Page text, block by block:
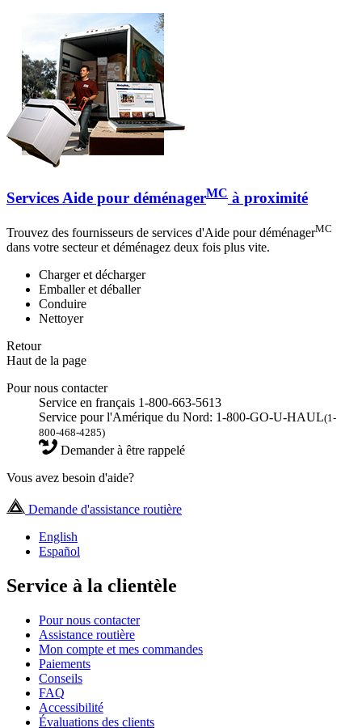
Services Aide pour déménagerMC à proximité
Trouvez des fournisseurs de services d'Aide pour déménagerMC
dans votre secteur et déménagez deux fois plus vite.
Charger et décharger
Emballer et déballer
Conduire
Nettoyer
Retour
Haut de la page
Pour nous contacter
Service en français 1-800-663-5613
Service pour l'Amérique du Nord: 1-800-GO-U-HAUL(1-
800-468-4285)
Demander à être rappelé
Vous avez besoin d'aide?
Demande d'assistance routière
English
Español
Service à la clientèle
Pour nous contacter
Assistance routière
Mon compte et mes commandes
Paiements
Conseils
FAQ
Accessibilité
Évaluations des clients